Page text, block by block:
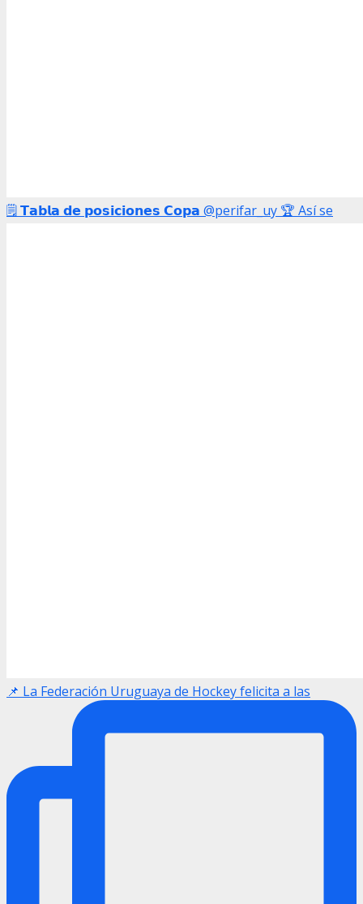
🗒️ 𝗧𝗮𝗯𝗹𝗮 𝗱𝗲 𝗽𝗼𝘀𝗶𝗰𝗶𝗼𝗻𝗲𝘀 𝗖𝗼𝗽𝗮 @perifar_uy 🏆 Así se
📌 La Federación Uruguaya de Hockey felicita a las